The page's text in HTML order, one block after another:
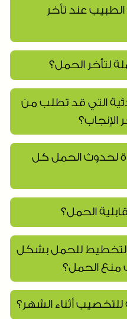
عند تأخر
لتأخر الحمل؟
التي قد تطلب من
لحدوث الحمل كل
الحمل؟
للحمل بشكل
منع الحمل؟
للتخصيب أثناء الشهر؟